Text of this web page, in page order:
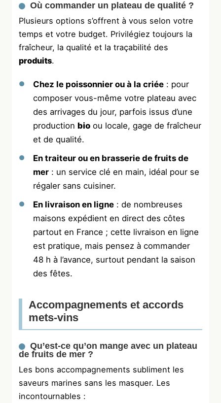
Où commander un plateau de qualité ?
Plusieurs options s’offrent à vous selon votre
temps et votre budget. Privilégiez toujours la
fraîcheur, la qualité et la traçabilité des
produits.
Chez le poissonnier ou à la criée: pour
composer vous-même votre plateau avec
des arrivages du jour, parfois issus d’une
production bioou locale, gage de fraîcheur
et de qualité.
En traiteur ou en brasserie de fruits de
mer: un service clé en main, idéal pour se
régaler sans cuisiner.
En livraison en ligne: de nombreuses
maisons expédient en direct des côtes
partout en France ; cette livraison en ligne
est pratique, mais pensez à commander
48 h à l’avance, surtout pendant la saison
des fêtes.
Accompagnements et accords
mets-vins
Qu’est-ce qu’on mange avec un plateau
de fruits de mer ?
Les bons accompagnements subliment les
saveurs marines sans les masquer. Les
incontournables :